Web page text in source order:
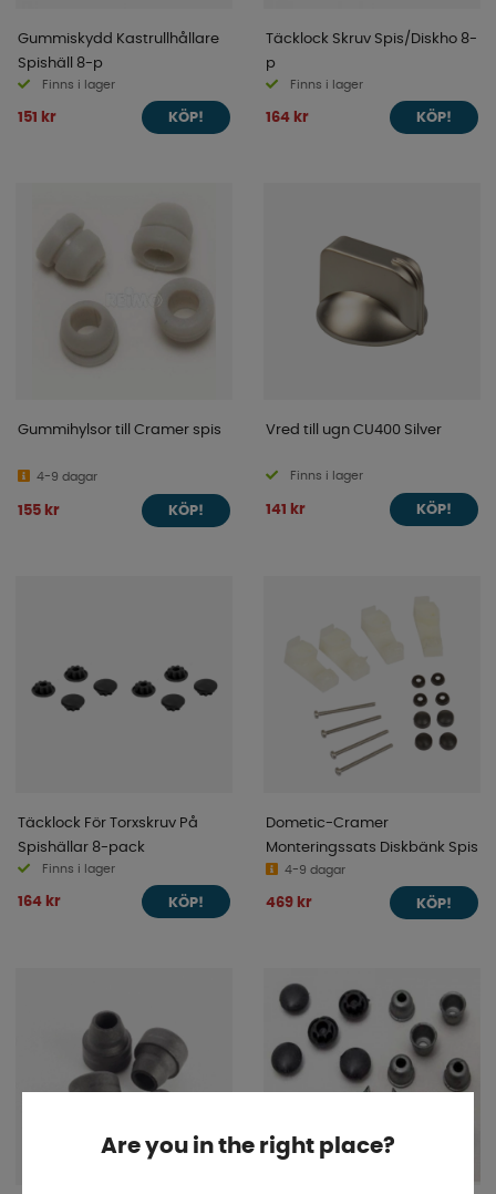
Gummiskydd Kastrullhållare
Spishäll 8-p
Finns i lager
151 kr KÖP!
Täcklock Skruv Spis/Diskho 8-
p
Finns i lager
164 kr KÖP!
Gummihylsor till Cramer spis
4-9 dagar
155 kr KÖP!
Vred till ugn CU400 Silver
Finns i lager
141 kr KÖP!
Täcklock För Torxskruv På
Spishällar 8-pack
Finns i lager
164 kr KÖP!
Dometic-Cramer
Monteringssats Diskbänk Spis
4-9 dagar
469 kr KÖP!
Are you in the right place?